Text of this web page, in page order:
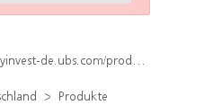
produkt/liste?underlyings%5B%5D=32721819
Produkte